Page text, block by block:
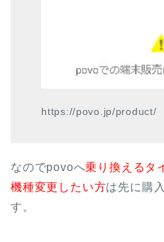
https://povo.jp/product/
なのでpovoへ乗り換えるタ
機種変更したい方は先に購
す。